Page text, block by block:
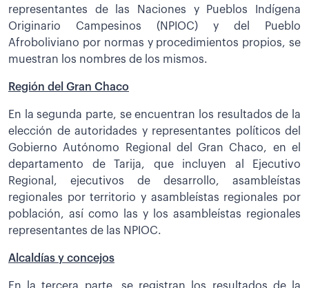
representantes de las Naciones y Pueblos Indígena
Originario Campesinos (NPIOC) y del Pueblo
Afroboliviano por normas y procedimientos propios, se
muestran los nombres de los mismos.
Región del Gran Chaco
En la segunda parte, se encuentran los resultados de la
elección de autoridades y representantes políticos del
Gobierno Autónomo Regional del Gran Chaco, en el
departamento de Tarija, que incluyen al Ejecutivo
Regional, ejecutivos de desarrollo, asambleístas
regionales por territorio y asambleístas regionales por
población, así como las y los asambleístas regionales
representantes de las NPIOC.
Alcaldías y concejos